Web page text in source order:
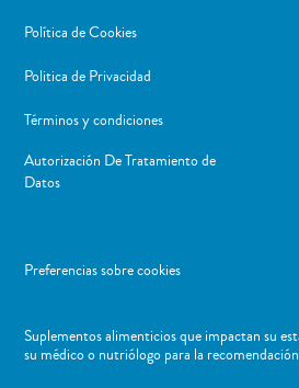
Política de Cookies
Politica de Privacidad
Términos y condiciones
Autorización De Tratamiento de
Datos
Preferencias sobre cookies
Suplementos alimenticios que impactan su
su médico o nutriólogo para la recomendación